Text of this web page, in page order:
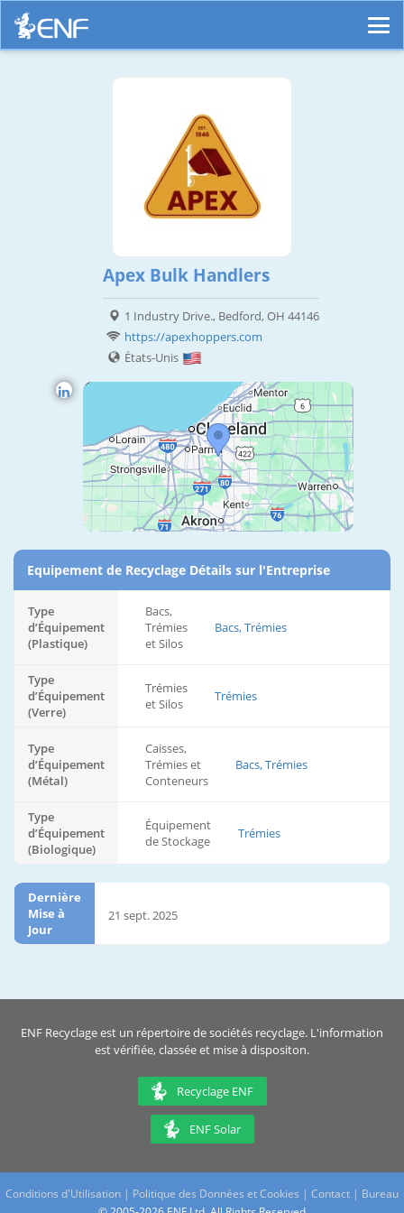
Apex Bulk Handlers
1 Industry Drive., Bedford, OH 44146
https://apexhoppers.com
États-Unis
Equipement de Recyclage Détails sur l'Entreprise
Type
d’Équipement
(Plastique)
Bacs,
Trémies
et Silos
Bacs, Trémies
Type
d’Équipement
(Verre)
Trémies
et Silos
Trémies
Type
d’Équipement
(Métal)
Caisses,
Trémies et
Conteneurs
Bacs, Trémies
Type
d’Équipement
(Biologique)
Équipement
de Stockage
Trémies
Dernière
Mise à
Jour
21 sept. 2025
ENF Recyclage est un répertoire de sociétés recyclage. L'information
est vérifiée, classée et mise à dispositon.
Recyclage ENF
ENF Solar
Conditions d'Utilisation | Politique des Données et Cookies | Contact | Bureau